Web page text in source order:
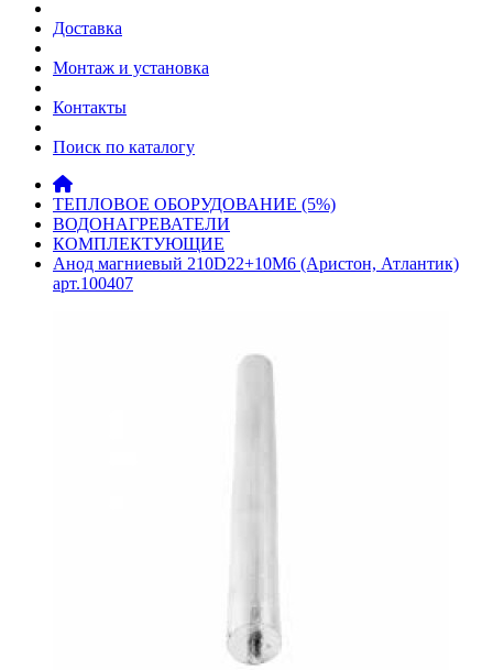
Доставка
Монтаж и установка
Контакты
Поиск по каталогу
ТЕПЛОВОЕ ОБОРУДОВАНИЕ (5%)
ВОДОНАГРЕВАТЕЛИ
КОМПЛЕКТУЮЩИЕ
Анод магниевый 210D22+10M6 (Аристон, Атлантик)
арт.100407